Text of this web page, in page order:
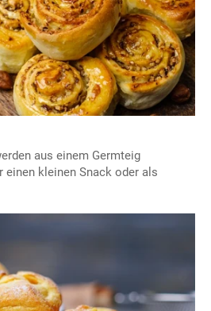
aus einem Germteig
einen kleinen Snack oder als